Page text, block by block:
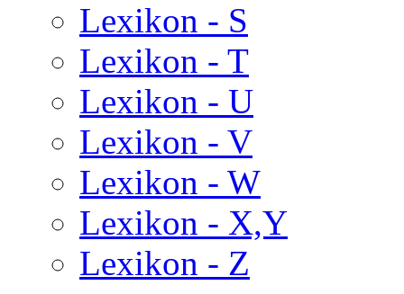
Lexikon - S
Lexikon - T
Lexikon - U
Lexikon - V
Lexikon - W
Lexikon - X,Y
Lexikon - Z